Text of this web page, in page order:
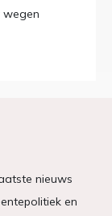
wegen
nieuws
en